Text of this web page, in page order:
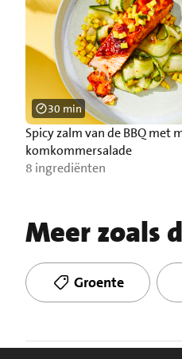
Spicy zalm van de BBQ met
komkommersalade
8 ingrediënten
30 min
Meer zoals
Groente